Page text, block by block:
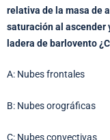
relativa de la masa de
saturación al ascender
ladera de barlovento
A: Nubes frontales
B: Nubes orográficas
C: Nubes convectivas